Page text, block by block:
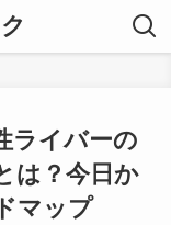
ライバーの
は？今日か
マップ